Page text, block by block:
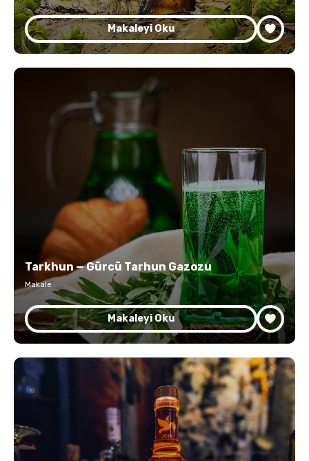
Makaleyi Oku
Tarkhun — Gürcü Tarhun Gazozu
Makale
Makaleyi Oku